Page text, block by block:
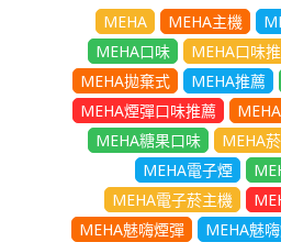
2025-
08-
20
MEHA MEHA主機
MEHA口味
MEHA口味
MEHA拋棄式
MEHA推薦
MEHA煙彈口味推薦
MEHA糖果口味
MEHA
MEHA電子煙
MEHA電子菸主機
MEHA魅嗨煙彈
MEHA魅